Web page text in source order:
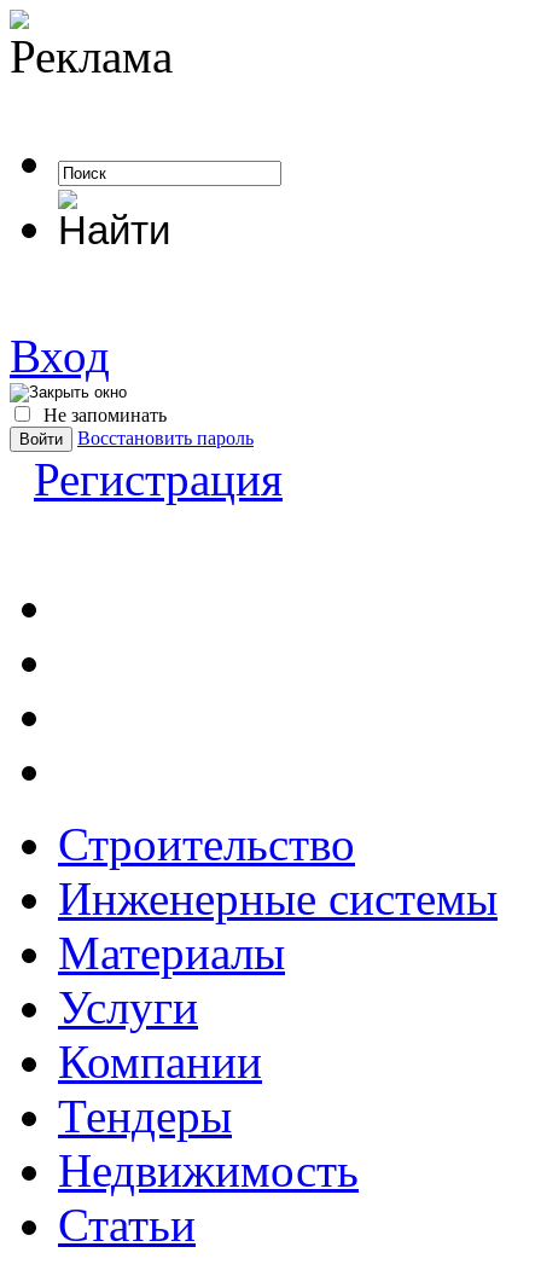
Вход
Не запоминать
Восстановить пароль
Регистрация
Строительство
Инженерные системы
Материалы
Услуги
Компании
Тендеры
Недвижимость
Статьи